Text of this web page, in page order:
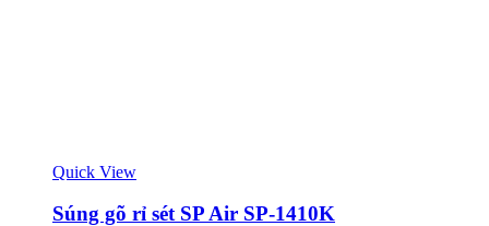
Quick View
Súng gõ rỉ sét SP Air SP-1410K